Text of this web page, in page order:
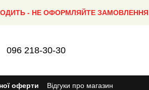
- НЕ ОФОРМЛЯЙТЕ ЗАМОВЛЕННЯ
096 218-30-30
оферти Відгуки про магазин